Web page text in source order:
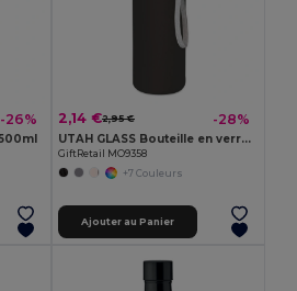
-26% 2,14 €2,95 € -28%
UTAH GLASS Bouteille en verre 500ml
GiftRetail MO9358
+7 Couleurs
Ajouter au Panier